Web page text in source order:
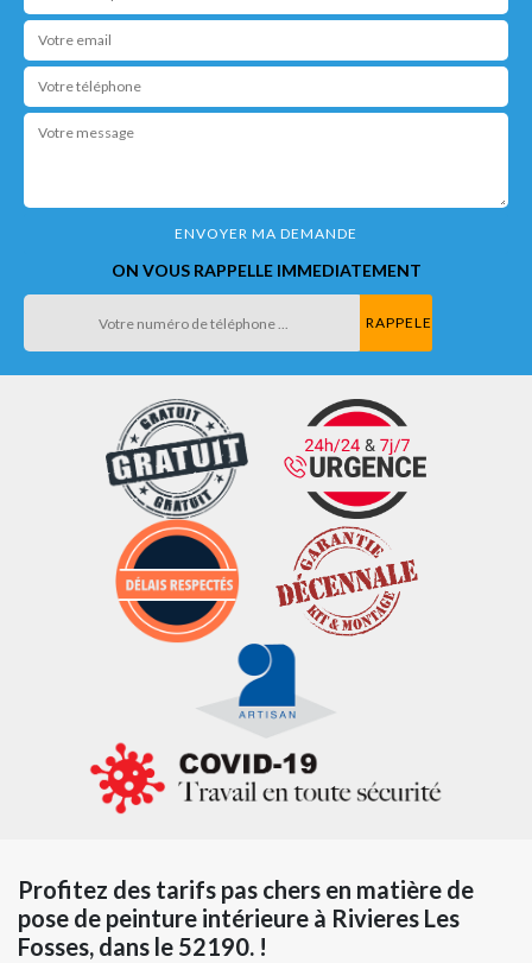
ON VOUS RAPPELLE IMMEDIATEMENT
Profitez des tarifs pas chers en matière de
pose de peinture intérieure à Rivieres Les
Fosses, dans le 52190. !